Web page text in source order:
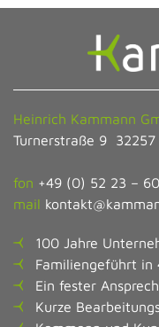
Heinrich Kammann
Turnerstraße 9 32257
fon +49 (0) 52 23 –
mail
100 Jahre
Familiengeführt in
Ein fester
Kurze